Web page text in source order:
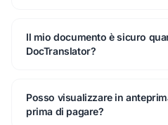
Il mio documento è sicuro
DocTranslator?
Posso visualizzare in
prima di pagare?